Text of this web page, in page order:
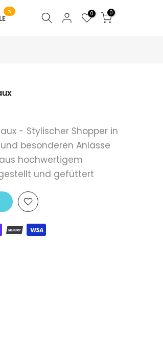
% 0 0
- Stylischer Shopper in
besonderen Anlässe
hochwertigem
und gefüttert